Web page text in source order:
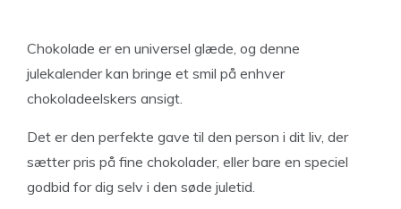
Chokolade er en universel glæde, og denne
julekalender kan bringe et smil på enhver
chokoladeelskers ansigt.
Det er den perfekte gave til den person i dit liv, der
sætter pris på fine chokolader, eller bare en speciel
godbid for dig selv i den søde juletid.